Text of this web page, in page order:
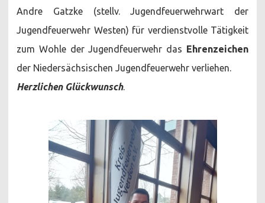
Andre Gatzke (stellv. Jugendfeuerwehrwart der
Jugendfeuerwehr Westen) für verdienstvolle Tätigkeit
zum Wohle der Jugendfeuerwehr das Ehrenzeichen
der Niedersächsischen Jugendfeuerwehr verliehen.
Herzlichen Glückwunsch.